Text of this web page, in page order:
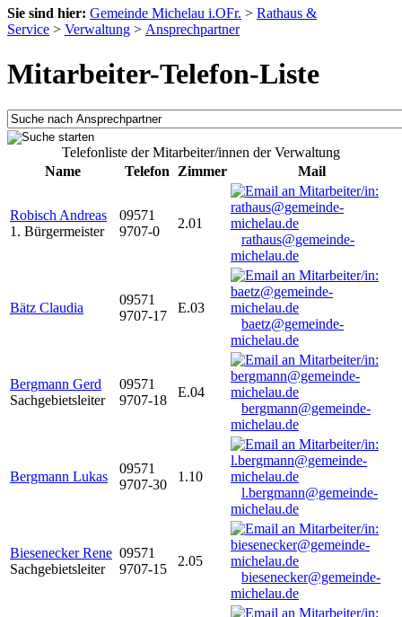
Sie sind hier: Gemeinde Michelau i.OFr. > Rathaus &
Service > Verwaltung > Ansprechpartner
Mitarbeiter-Telefon-Liste
Telefonliste der Mitarbeiter/innen der Verwaltung
Name
Telefon Zimmer Mail
Robisch Andreas
1. Bürgermeister
09571
9707-0
2.01
rathaus@gemeinde-
michelau.de
Bätz Claudia
09571
9707-17
E.03
baetz@gemeinde-
michelau.de
Bergmann Gerd
Sachgebietsleiter
09571
9707-18
E.04
bergmann@gemeinde-
michelau.de
Bergmann Lukas
09571
9707-30
1.10
l.bergmann@gemeinde-
michelau.de
Biesenecker Rene
Sachgebietsleiter
09571
9707-15
2.05
biesenecker@gemeinde-
michelau.de